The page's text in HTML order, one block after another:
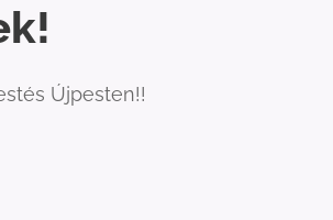
Újpesten!!